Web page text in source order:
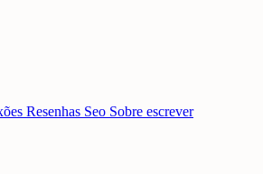
Resenhas Seo Sobre escrever